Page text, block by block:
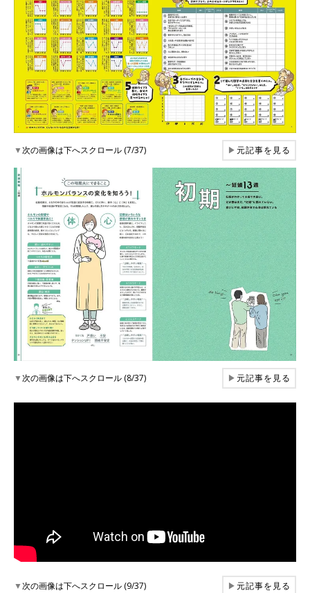
▼次の画像は下へスクロール (7/37) ▶元記事を見る
▼次の画像は下へスクロール (8/37) ▶元記事を見る
▼次の画像は下へスクロール (9/37) ▶元記事を見る